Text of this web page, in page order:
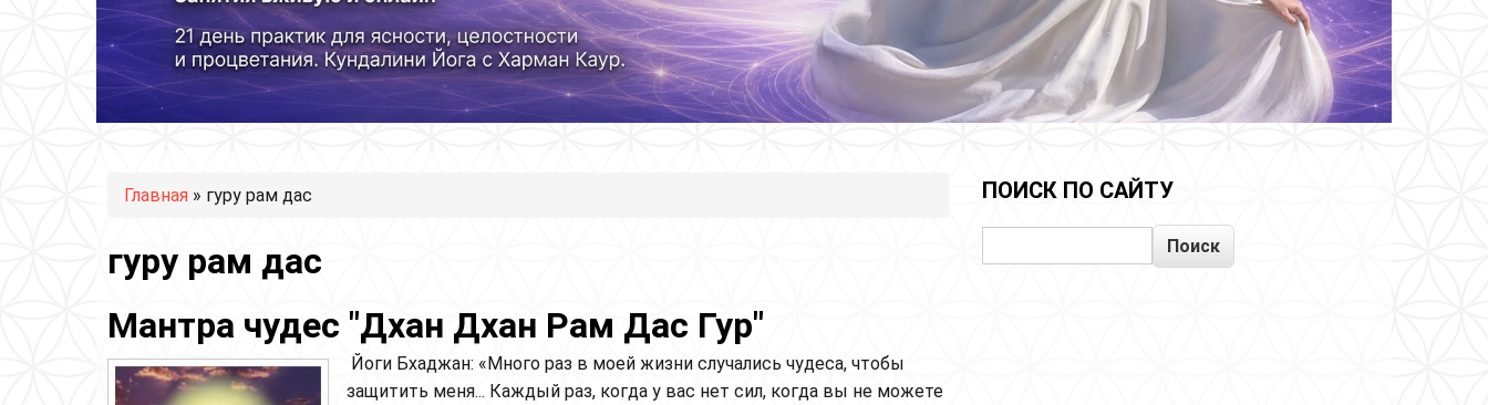
Вы здесь
Главная » гуру рам дас
гуру рам дас
Мантра чудес "Дхан Дхан Рам Дас Гур"
Йоги Бхаджан: «Много раз в моей жизни случались чудеса, чтобы
защитить меня... Каждый раз, когда у вас нет сил, когда вы не можете
ПОИСК ПО САЙТУ